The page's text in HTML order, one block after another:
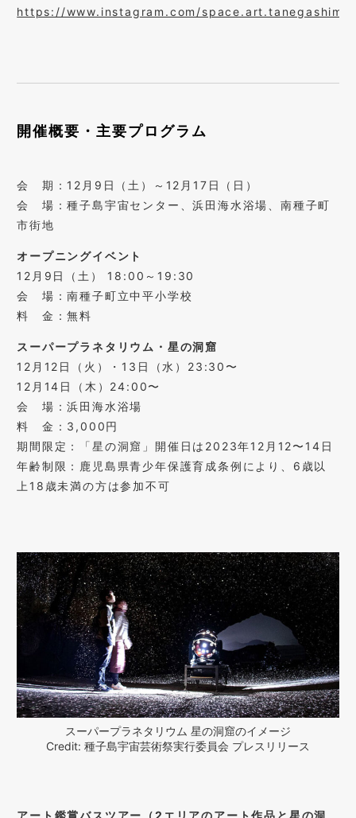
https://www.instagram.com/space.art.tanegashima/
開催概要・主要プログラム
会 期：12月9日（土）～12月17日（日）
会 場：種子島宇宙センター、浜田海水浴場、南種子町
市街地
オープニングイベント
12月9日（土） 18:00～19:30
会 場：南種子町立中平小学校
料 金：無料
スーパープラネタリウム・星の洞窟
12月12日（火）・13日（水）23:30〜
12月14日（木）24:00〜
会 場：浜田海水浴場
料 金：3,000円
期間限定：「星の洞窟」開催日は2023年12月12〜14日
年齢制限：鹿児島県青少年保護育成条例により、6歳以
上18歳未満の方は参加不可
スーパープラネタリウム 星の洞窟のイメージ
Credit: 種子島宇宙芸術祭実行委員会 プレスリリース